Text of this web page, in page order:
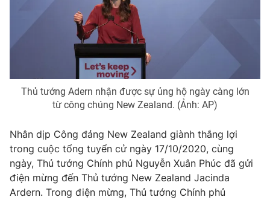
VTV9 VTV8
Liên hệ tòa soạn English
Theo dõi báo trên
Thủ tướng Adern nhận được sự ủng hộ ngày càng lớn
từ công chúng New Zealand. (Ảnh: AP)
Nhân dịp Công đảng New Zealand giành thắng lợi
trong cuộc tổng tuyển cử ngày 17/10/2020, cùng
ngày, Thủ tướng Chính phủ Nguyễn Xuân Phúc đã gửi
điện mừng đến Thủ tướng New Zealand Jacinda
Ardern. Trong điện mừng, Thủ tướng Chính phủ